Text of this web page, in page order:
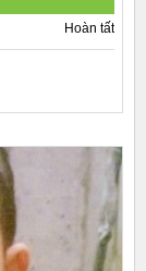
Hoàn tất